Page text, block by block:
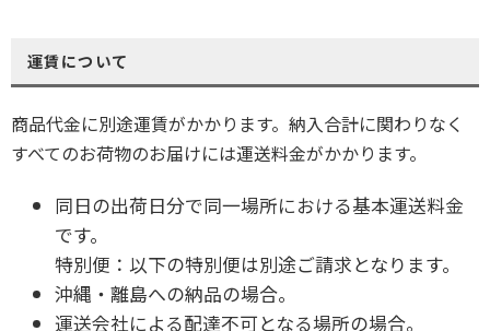
運賃について
商品代金に別途運賃がかかります。納入合計に関わりなく
すべてのお荷物のお届けには運送料金がかかります。
同日の出荷日分で同一場所における基本運送料金
です。
特別便：以下の特別便は別途ご請求となります。
沖縄・離島への納品の場合。
運送会社による配達不可となる場所の場合。